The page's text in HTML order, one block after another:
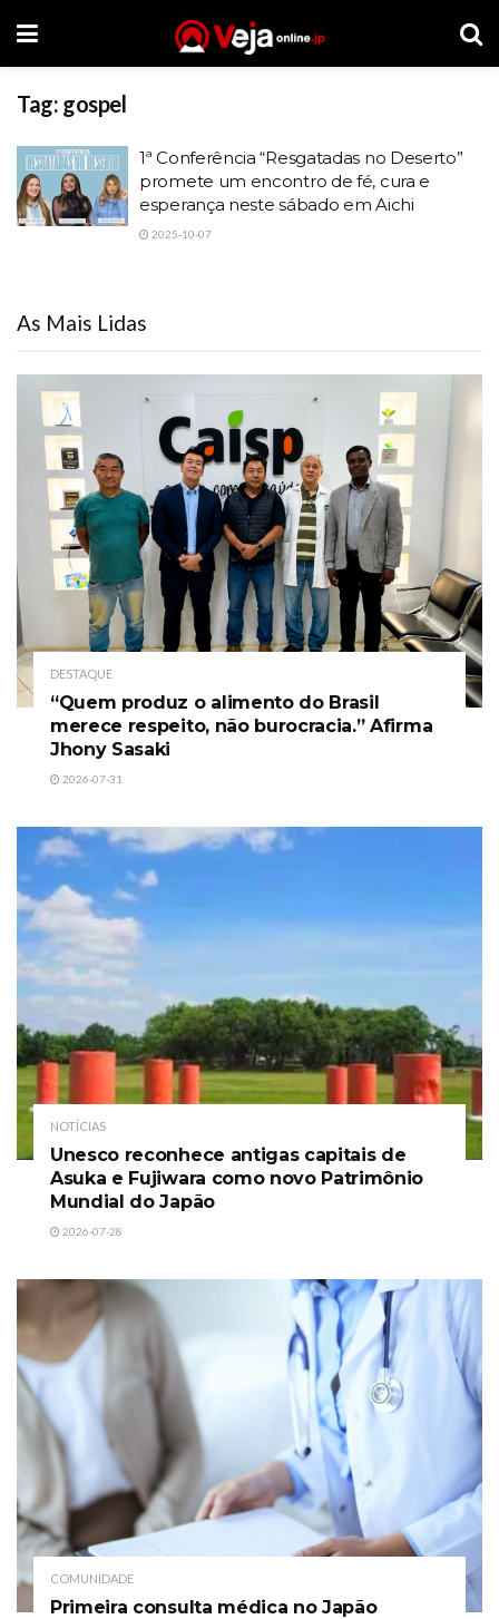
Tag: gospel
1ª Conferência “Resgatadas no Deserto”
promete um encontro de fé, cura e
esperança neste sábado em Aichi
2025-10-07
As Mais Lidas
DESTAQUE
“Quem produz o alimento do Brasil
merece respeito, não burocracia.” Afirma
Jhony Sasaki
2026-07-31
NOTÍCIAS
Unesco reconhece antigas capitais de
Asuka e Fujiwara como novo Patrimônio
Mundial do Japão
2026-07-28
COMUNIDADE
Primeira consulta médica no Japão